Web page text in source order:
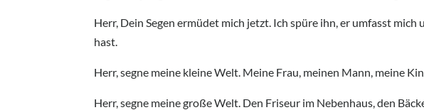
Herr, Dein Segen ermüdet mich jetzt. Ich spüre ihn, er umfasst
hast.
Herr, segne meine kleine Welt. Meine Frau, meinen Mann, meine
Herr, segne meine große Welt. Den Friseur im Nebenhaus, den